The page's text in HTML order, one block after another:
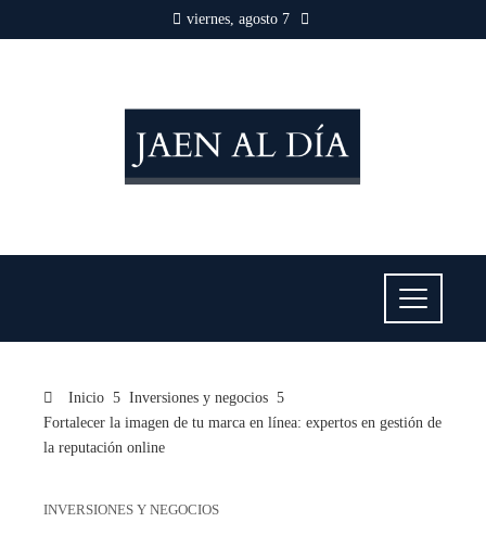
viernes, agosto 7
Inicio
Inversiones y negocios
Fortalecer la imagen de tu marca en línea: expertos en gestión de
la reputación online
INVERSIONES Y NEGOCIOS